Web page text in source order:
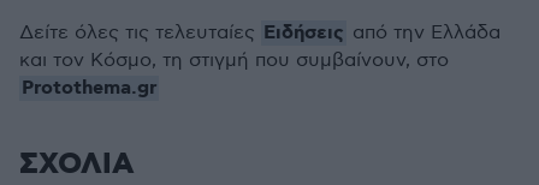
Δείτε όλες τις τελευταίες Ειδήσεις από την Ελλάδα
και τον Κόσμο, τη στιγμή που συμβαίνουν, στο
Protothema.gr
ΣΧΟΛΙΑ